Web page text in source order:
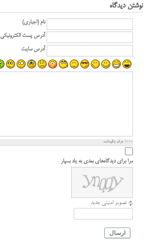
نوشتن دیدگاه
نام (اجباری)
آدرس پست الکترونیکی
آدرس سایت
1000 حرف باقیمانده
مرا برای دیدگاه‌های بعدی به یاد بسپار
تصویر امنیتی جدید
ارسال